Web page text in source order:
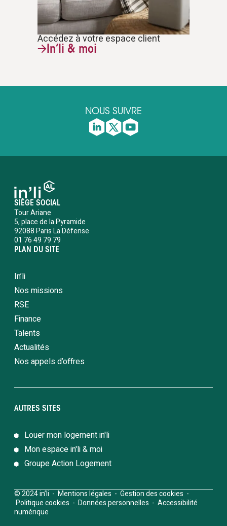
Accédez à votre espace client
In’li & moi
NOUS SUIVRE
SIÈGE SOCIAL
Tour Ariane
5, place de la Pyramide
92088 Paris La Défense
01 76 49 79 79
PLAN DU SITE
In’li
Nos missions
RSE
Finance
Talents
Actualités
Nos appels d’offres
AUTRES SITES
Louer mon logement in'li
Mon espace in'li & moi
Groupe Action Logement
© 2024 in’li - Mentions légales - Gestion des cookies -
Politique cookies - Données personnelles - Accessibilité
numérique